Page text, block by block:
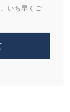
いち早くご